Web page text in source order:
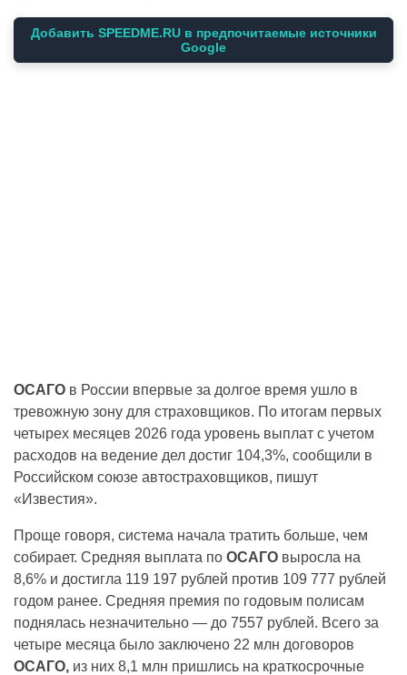
Добавить SPEEDME.RU в предпочитаемые источники
Google
ОСАГО в России впервые за долгое время ушло в
тревожную зону для страховщиков. По итогам первых
четырех месяцев 2026 года уровень выплат с учетом
расходов на ведение дел достиг 104,3%, сообщили в
Российском союзе автостраховщиков, пишут
«Известия».
Проще говоря, система начала тратить больше, чем
собирает. Средняя выплата по ОСАГО выросла на
8,6% и достигла 119 197 рублей против 109 777 рублей
годом ранее. Средняя премия по годовым полисам
поднялась незначительно — до 7557 рублей. Всего за
четыре месяца было заключено 22 млн договоров
ОСАГО, из них 8,1 млн пришлись на краткосрочные